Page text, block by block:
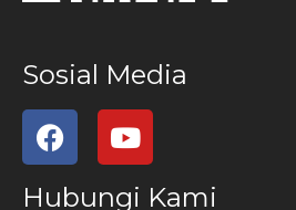
Sosial Media
Hubungi Kami